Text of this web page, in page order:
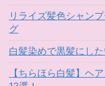
リライズ髪色シャン
グ
白髪染めで黒髪にし
【ちらほら白髪】ヘ